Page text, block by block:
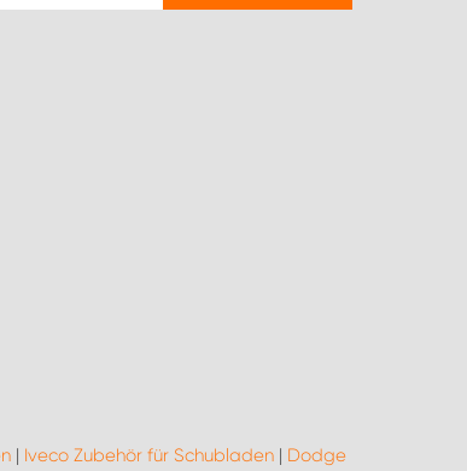
| Iveco Zubehör für Schubladen| Dodge